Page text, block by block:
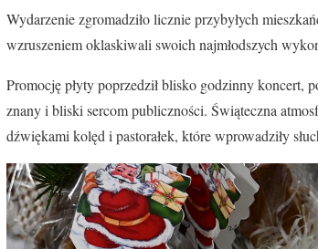
Wydarzenie zgromadziło licznie przybyłych
wzruszeniem oklaskiwali swoich najmłodszych
Promocję płyty poprzedził blisko godzinny koncert,
znany i bliski sercom publiczności. Świąteczna
dźwiękami kolęd i pastorałek, które wprowadziły